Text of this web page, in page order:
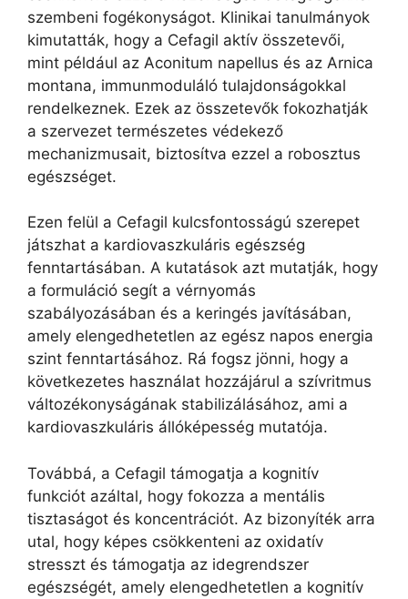
szembeni fogékonyságot. Klinikai tanulmányok
kimutatták, hogy a Cefagil aktív összetevői,
mint például az Aconitum napellus és az Arnica
montana, immunmoduláló tulajdonságokkal
rendelkeznek. Ezek az összetevők fokozhatják
a szervezet természetes védekező
mechanizmusait, biztosítva ezzel a robosztus
egészséget.
Ezen felül a Cefagil kulcsfontosságú szerepet
játszhat a kardiovaszkuláris egészség
fenntartásában. A kutatások azt mutatják, hogy
a formuláció segít a vérnyomás
szabályozásában és a keringés javításában,
amely elengedhetetlen az egész napos energia
szint fenntartásához. Rá fogsz jönni, hogy a
következetes használat hozzájárul a szívritmus
változékonyságának stabilizálásához, ami a
kardiovaszkuláris állóképesség mutatója.
Továbbá, a Cefagil támogatja a kognitív
funkciót azáltal, hogy fokozza a mentális
tisztaságot és koncentrációt. Az bizonyíték arra
utal, hogy képes csökkenteni az oxidatív
stresszt és támogatja az idegrendszer
egészségét, amely elengedhetetlen a kognitív